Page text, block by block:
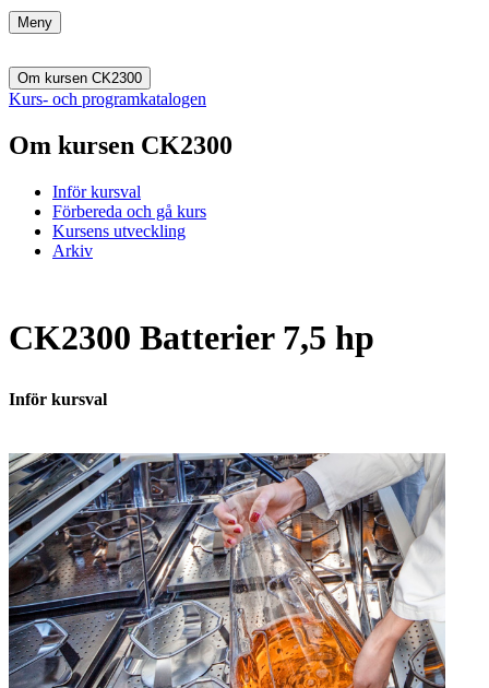
Meny
Om kursen CK2300
Kurs- och programkatalogen
Om kursen CK2300
Inför kursval
Förbereda och gå kurs
Kursens utveckling
Arkiv
CK2300 Batterier 7,5 hp
Inför kursval